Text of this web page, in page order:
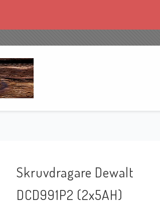
Skruvdragare Dewalt
DCD991P2 (2x5AH)